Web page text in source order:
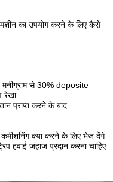
का उपयोग करने के लिए कैसे
मनीग्राम से 30% deposite
रेखा
प्राप्त करने के बाद
कमीशनिंग क्या करने के लिए भेज देंगे
हवाई जहाज प्रदान करना चाहिए